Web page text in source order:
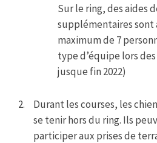
Sur le ring, des aides
supplémentaires sont
maximum de 7
type d’équipe lors
jusque fin 2022)
Durant les courses, les
se tenir hors du ring. Ils
participer aux prises de